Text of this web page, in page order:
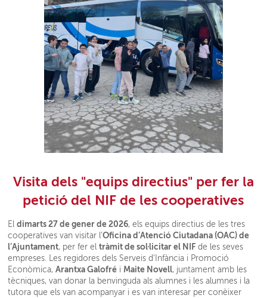
Visita dels "equips directius" per fer la
petició del NIF de les cooperatives
Eldimarts 27 de gener de 2026, els equips directius de les tres
cooperatives van visitar l’Oficina d’Atenció Ciutadana (OAC) de
l’Ajuntament, per fer eltràmit de sol·licitar el NIF de les seves
empreses. Les regidores dels Serveis d’Infància i Promoció
Econòmica,Arantxa Galofré i Maite Novell, juntament amb les
tècniques, van donar la benvinguda als alumnes i les alumnes i la
tutora que els van acompanyar i es van interesar per conèixer